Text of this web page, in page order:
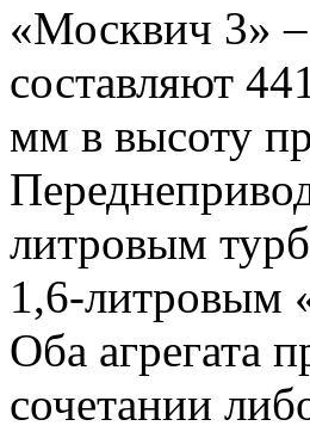
«Москвич 3» –
составляют
мм в высоту
литровым
1,6-литровым
Оба агрегата
сочетании